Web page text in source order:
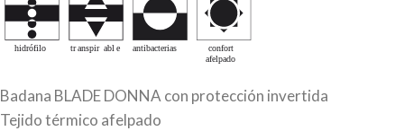
Badana BLADE DONNA con protección invertida
Tejido térmico afelpado